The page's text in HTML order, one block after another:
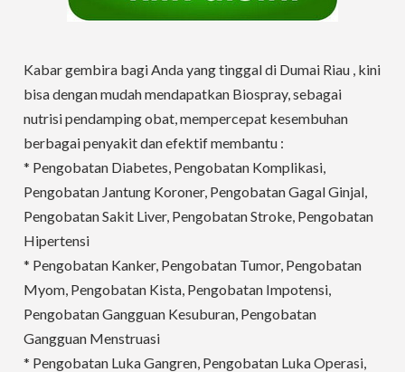
Kabar gembira bagi Anda yang tinggal di Dumai Riau , kini
bisa dengan mudah mendapatkan Biospray, sebagai
nutrisi pendamping obat, mempercepat kesembuhan
berbagai penyakit dan efektif membantu :
* Pengobatan Diabetes, Pengobatan Komplikasi,
Pengobatan Jantung Koroner, Pengobatan Gagal Ginjal,
Pengobatan Sakit Liver, Pengobatan Stroke, Pengobatan
Hipertensi
* Pengobatan Kanker, Pengobatan Tumor, Pengobatan
Myom, Pengobatan Kista, Pengobatan Impotensi,
Pengobatan Gangguan Kesuburan, Pengobatan
Gangguan Menstruasi
* Pengobatan Luka Gangren, Pengobatan Luka Operasi,